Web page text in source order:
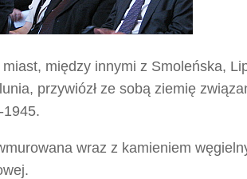
między innymi z Smoleńska,
przywiózł ze sobą ziemię
1945.
wraz z kamieniem